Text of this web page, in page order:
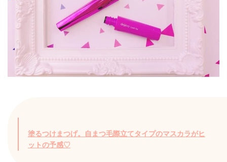
塗るつけまつげ。自まつ毛際立てタイプのマスカラがヒ
ットの予感♡